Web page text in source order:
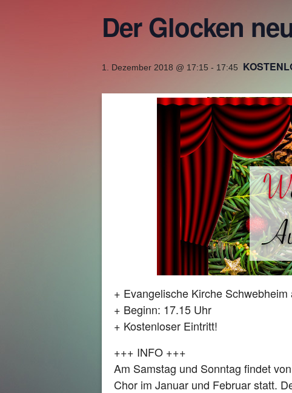
Der Glocken
1. Dezember 2018 @ 17:15 - 17:45
+ Evangelische Kirche Schwebheim
+ Beginn: 17.15 Uhr
+ Kostenloser Eintritt!
+++ INFO +++
Am Samstag und Sonntag findet
Chor im Januar und Februar statt.